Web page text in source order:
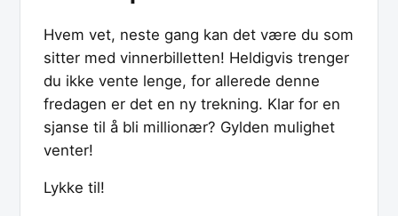
Hvem vet, neste gang kan det være du som
sitter med vinnerbilletten! Heldigvis trenger
du ikke vente lenge, for allerede denne
fredagen er det en ny trekning. Klar for en
sjanse til å bli millionær? Gylden mulighet
venter!
Lykke til!